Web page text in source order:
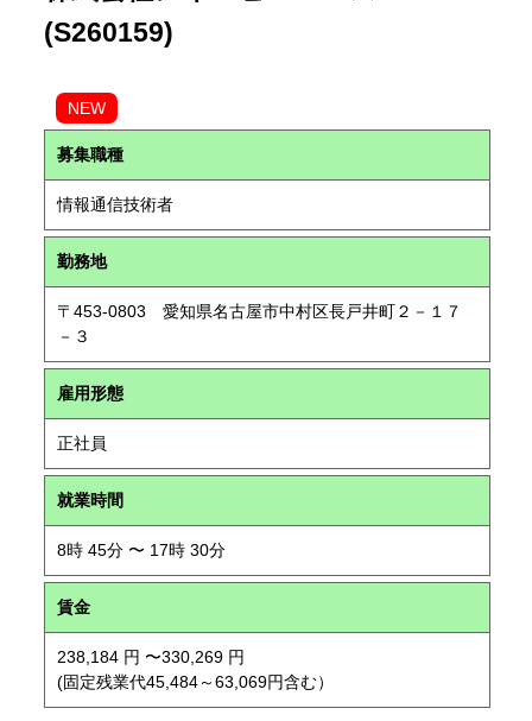
(S260159)
NEW
募集職種
情報通信技術者
勤務地
〒453-0803 愛知県名古屋市中村区長戸井町２－１７
－３
雇用形態
正社員
就業時間
8時 45分 〜 17時 30分
賃金
238,184 円 〜330,269 円
(固定残業代45,484～63,069円含む）